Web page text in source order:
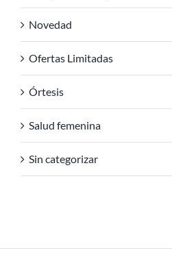
Novedad
Ofertas Limitadas
Órtesis
Salud femenina
Sin categorizar